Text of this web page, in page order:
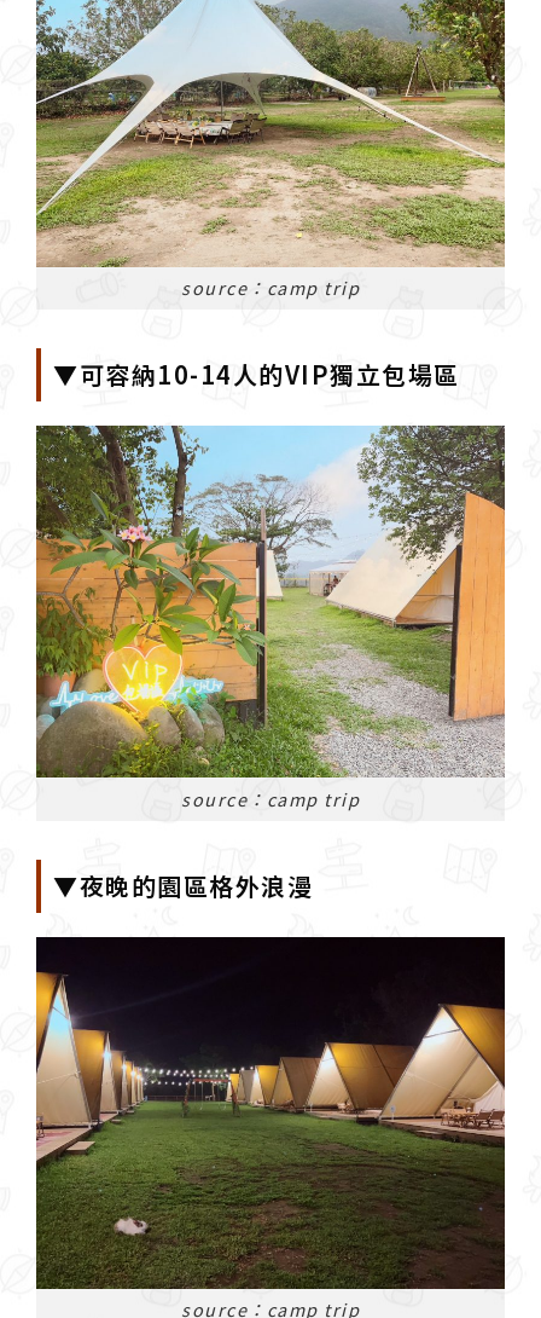
source：camp trip
▼可容納10-14人的VIP獨立包場區
source：camp trip
▼夜晚的園區格外浪漫
source：camp trip